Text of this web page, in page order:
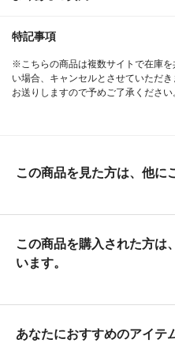
特記事項
※こちらの商品は複数サイトで在庫
い場合、キャンセルとさせていただ
お送りしますので予めご了承ください
この商品を見た方は、他に
この商品を購入された方は
います。
あなたにおすすめのアイテ